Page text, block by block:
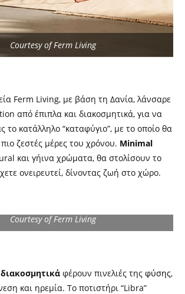
Courtesy of Ferm Living
Ferm Living, με βάση τη Δανία, λάνσαρε
από έπιπλα και διακοσμητικά, για να
το κατάλληλο “καταφύγιο”, με το οποίο θα
ζεστές μέρες του χρόνου. Minimal
και γήινα χρώματα, θα στολίσουν το
ονειρευτεί, δίνοντας ζωή στο χώρο.
Courtesy of Ferm Living
διακοσμητικά φέρουν πινελιές της φύσης,
και ηρεμία. Το ποτιστήρι “Libra”